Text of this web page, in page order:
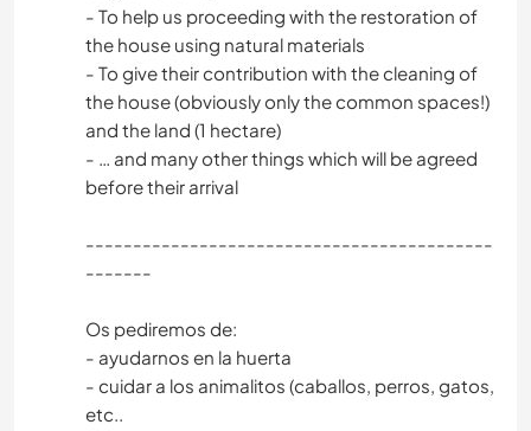
- To help us proceeding with the restoration of
the house using natural materials
- To give their contribution with the cleaning of
the house (obviously only the common spaces!)
and the land (1 hectare)
- … and many other things which will be agreed
before their arrival
-------------------------------------------
-------
Os pediremos de:
- ayudarnos en la huerta
- cuidar a los animalitos (caballos, perros, gatos,
etc..